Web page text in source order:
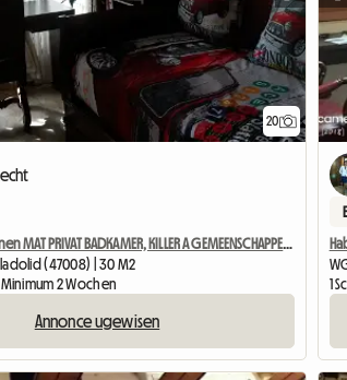
20
Zëmmer fir ze lounen MAT PRIVAT BADKAMER, KILLER A GEMEENSCHAPPELEN Flächen
(47008) | 30 M2
2 Wochen
Annonce ugewisen
1